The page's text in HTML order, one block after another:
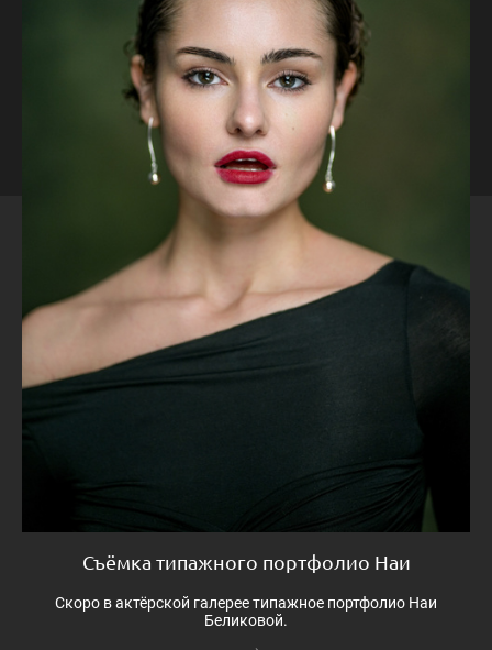
Съёмка типажного портфолио Наи
Скоро в актёрской галерее типажное портфолио Наи
Беликовой.